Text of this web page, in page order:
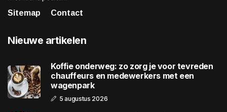
Sitemap
Contact
Nieuwe artikelen
Koffie onderweg: zo zorg je voor tevreden
chauffeurs en medewerkers met een
wagenpark
5 augustus 2026